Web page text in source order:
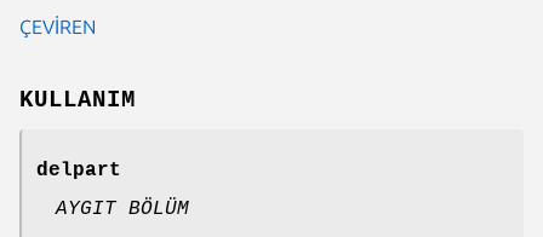
ÇEVİREN
KULLANIM
delpart
AYGIT BÖLÜM